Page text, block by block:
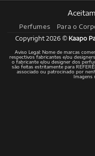
Perfumes Para o
Copyright 2026 © Kaapo
Aviso Legal: Nome de marcas
respectivos fabricantes e/ou
o fabricante e/ou designer dos
são feitas estritamente para
associado ou patrocinado por
Imagens